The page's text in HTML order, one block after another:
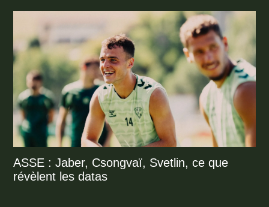
ASSE : Jaber, Csongvaï, Svetlin, ce que
révèlent les datas